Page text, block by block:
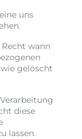
uns
wann
gelöscht
diese
lassen.